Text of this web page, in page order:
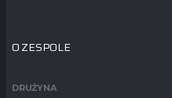
O ZESPOLE
DRUŻYNA